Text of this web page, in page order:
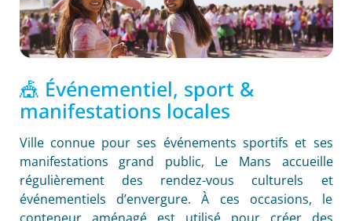
🎪 Événementiel, sport &
manifestations locales
Ville connue pour ses événements sportifs et ses
manifestations grand public, Le Mans accueille
régulièrement des rendez-vous culturels et
événementiels d’envergure. À ces occasions, le